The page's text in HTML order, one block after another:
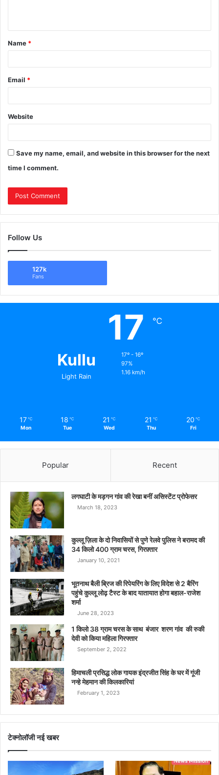
Name *
Email *
Website
Save my name, email, and website in this browser for the next
time I comment.
Follow Us
127k
Fans
Kullu
Light Rain
17 ℃
17º - 16º
97%
1.16 km/h
17 ℃
Mon
18 ℃
Tue
21 ℃
Wed
21 ℃
Thu
20 ℃
Fri
Popular Recent
लगघाटी के मड़गन गांव की रेखा बनीं असिस्टेंट प्रोफेसर
March 18, 2023
कुल्लू ज़िला के दो निवासियों से पुणे रेलवे पुलिस ने बरामद की
34 किलो 400 ग्राम चरस, गिरफ़्तार
January 10, 2021
भूतनाथ बैली ब्रिज की रिपेयरिंग के लिए विदेश से 2 बैरिंग
पहुंचे कुल्लू लोढ़ टैस्ट के बाद यातायात होगा बहाल-राजेश
शर्मा
June 28, 2023
1 किलो 38 ग्राम चरस के साथ बंजार शरण गांव की रुकी
देवी को किया महिला गिरफ्तार
September 2, 2022
हिमाचली प्रसिद्ध लोक गायक इंद्रजीत सिंह के घर में गूंजी
नन्हे मेहमान की किलकारियां
February 1, 2023
टेक्नोलॉजी नई खबर